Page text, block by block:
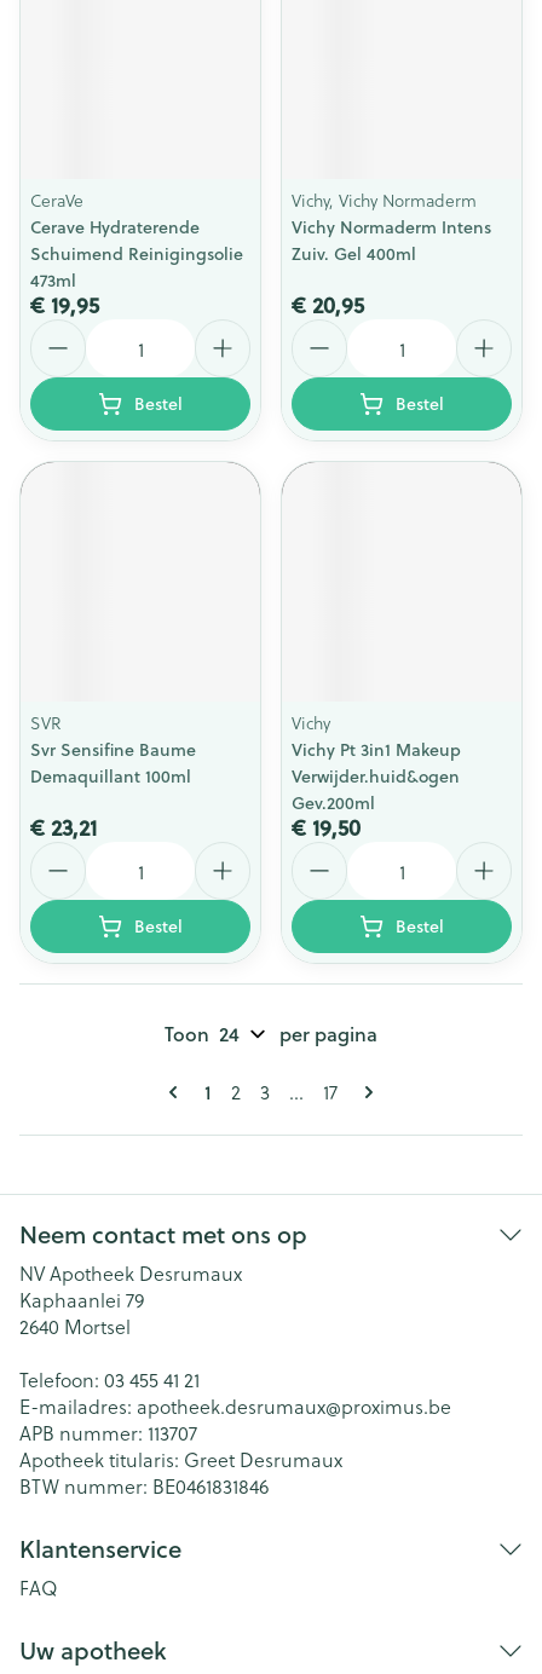
CeraVe
Cerave Hydraterende
Schuimend Reinigingsolie
473ml
€ 19,95
Bestel
Vichy, Vichy Normaderm
Vichy Normaderm Intens
Zuiv. Gel 400ml
€ 20,95
Aantal
Bestel
SVR
Svr Sensifine Baume
Demaquillant 100ml
€ 23,21
Bestel
Vichy
Vichy Pt 3in1 Makeup
Verwijder.huid&ogen
Gev.200ml
€ 19,50
Aantal
Bestel
Pagina's
U lees momenteel pagina
1 Pagina
2 Pagina
3 ... Pagina
17
Toon per pagina
Neem contact met ons op
NV Apotheek Desrumaux
Kaphaanlei 79
2640 Mortsel
Telefoon: 03 455 41 21
E-mailadres: apotheek.desrumaux@proximus.be
APB nummer: 113707
Apotheek titularis: Greet Desrumaux
BTW nummer: BE0461831846
Klantenservice
FAQ
Uw apotheek